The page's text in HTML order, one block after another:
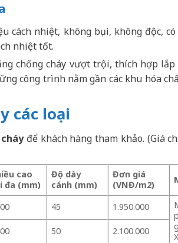
cách nhiệt, không bụi, không độc, có
nhiệt tốt.
chống cháy vượt trội, thích hợp
công trình nằm gần các khu hóa
các loại
để khách hàng tham khảo. (Giá
cao
đa (mm)
Độ dày
cánh (mm)
Đơn giá
(VNĐ/m2)
45 1.950.000
50 2.100.000